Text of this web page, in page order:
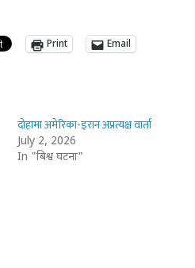
Print Email
दोहामा अमेरिका-इरान अप्रत्यक्ष वार्ता
July 2, 2026
In "बिश्व घटना"